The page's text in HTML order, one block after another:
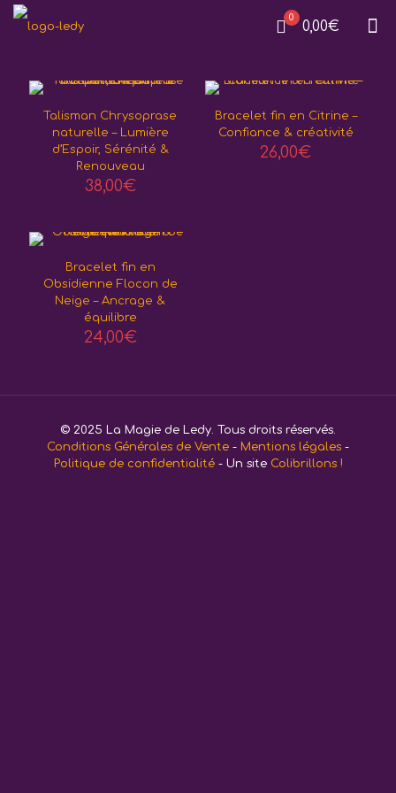
0
0,00€
Talisman Chrysoprase
naturelle – Lumière
d’Espoir, Sérénité &
Renouveau
38,00€
Bracelet fin en Citrine –
Confiance & créativité
26,00€
Bracelet fin en
Obsidienne Flocon de
Neige – Ancrage &
équilibre
24,00€
© 2025 La Magie de Ledy. Tous droits réservés.
Conditions Générales de Vente - Mentions légales -
Politique de confidentialité- Un site Colibrillons !